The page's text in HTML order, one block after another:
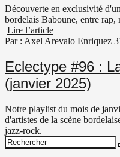
Découverte en exclusivité
bordelais Baboune, entre rap,
Lire l’article
Par : Axel Arevalo Enriquez
Eclectype #96 :
(janvier 2025)
Notre playlist du mois de
d'artistes de la scène
jazz-rock.
Search
for: